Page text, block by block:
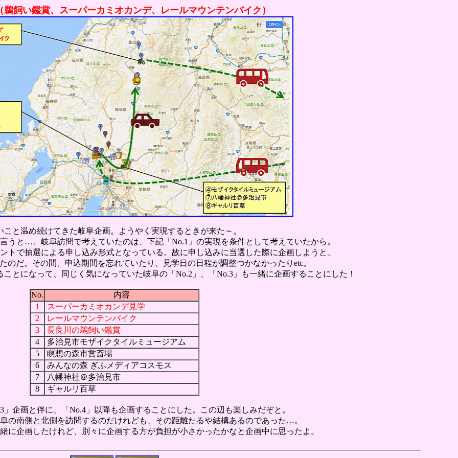
鵜飼い鑑賞、スーパーカミオカンデ、レールマウンテンバイク）
こと温め続けてきた岐阜企画。ようやく実現するときが来た～。
うと…。岐阜訪問で考えていたのは、下記「No.1」の実現を条件として考えていたから。
トで抽選による申し込み形式となっている。故に申し込みに当選した際に企画しようと、
のだ。その間、申込期間を忘れていたり、見学日の日程が調整つかなかったりetc。
とになって、同じく気になっていた岐阜の「No.2」、「No.3」も一緒に企画することにした！
No.
内容
1
スーパーカミオカンデ見学
2
レールマウンテンバイク
3
長良川の鵜飼い鑑賞
4
多治見市モザイクタイルミュージアム
5
瞑想の森市営斎場
6
みんなの森 ぎふメディアコスモス
7
八幡神社＠多治見市
8
ギャルリ百草
」企画と伴に、「No.4」以降も企画することにした。この辺も楽しみだぞと。
の南側と北側を訪問するのだけれども、その距離たるや結構あるのであった…。
に企画したけれど、別々に企画する方が負担が小さかったかなと企画中に思ったよ。